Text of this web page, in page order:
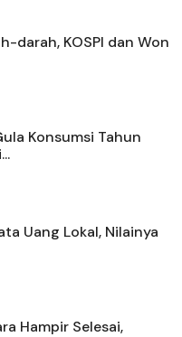
darah, KOSPI dan Won
Konsumsi Tahun
Uang Lokal, Nilainya
Hampir Selesai,